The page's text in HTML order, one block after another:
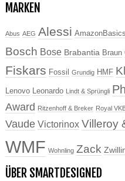
MARKEN
Abus AEG Alessi AmazonBasics
Bosch Bose Brabantia Braun
Fiskars Fossil Grundig HMF
Lenovo Leonardo Lindt & Sprüngli
Award Ritzenhoff & Breker Royal
Vaude Victorinox Villeroy
WMF Wohnling Zack
ÜBER SMARTDESIGNED